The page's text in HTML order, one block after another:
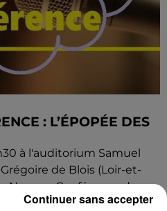
: L’ÉPOPÉE DES
à l'auditorium Samuel
de Blois (Loir-et-
Neuvas. Conférence de...
Continuer sans accepter